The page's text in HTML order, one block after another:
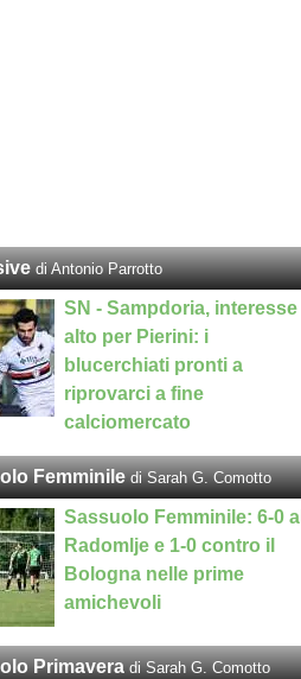
di Antonio Parrotto
SN - Sampdoria, interesse
alto per Pierini: i
blucerchiati pronti a
riprovarci a fine
calciomercato
Femminile di Sarah G. Comotto
Sassuolo Femminile: 6-0 al
Radomlje e 1-0 contro il
Bologna nelle prime
amichevoli
Primavera di Sarah G. Comotto